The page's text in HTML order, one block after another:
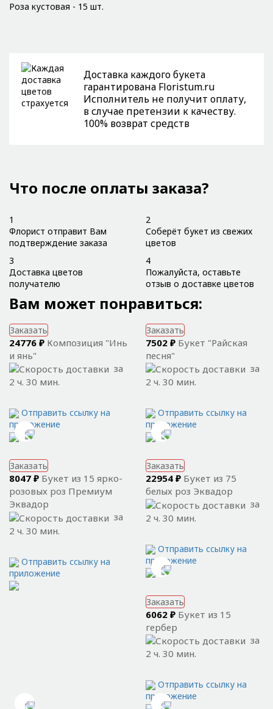
Роза кустовая - 15 шт.
Доставка каждого букета
гарантирована Floristum.ru
Исполнитель не получит оплату,
в случае претензии к качеству.
100% возврат средств
Что после оплаты заказа?
1
Флорист отправит Вам
подтверждение заказа
2
Соберёт букет из свежих
цветов
3
Доставка цветов
получателю
4
Пожалуйста, оставьте
отзыв о доставке цветов
Вам может понравиться:
Заказать
24776 ₽ Композиция "Инь
и янь"
за
2 ч. 30 мин.
Отправить ссылку на
приложение
Заказать
7502 ₽ Букет "Райская
песня"
за
2 ч. 30 мин.
Отправить ссылку на
приложение
Заказать
8047 ₽ Букет из 15 ярко-
розовых роз Премиум
Эквадор
за
2 ч. 30 мин.
Отправить ссылку на
приложение
Заказать
22954 ₽ Букет из 75
белых роз Эквадор
за
2 ч. 30 мин.
Отправить ссылку на
приложение
Заказать
6062 ₽ Букет из 15
гербер
за
2 ч. 30 мин.
Отправить ссылку на
приложение